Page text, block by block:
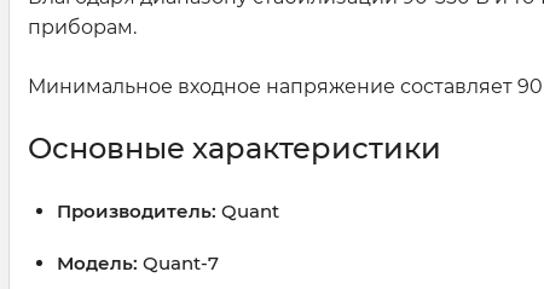
приборам.
Минимальное входное напряжение составляет
Основные характеристики
Производитель: Quant
Модель: Quant-7